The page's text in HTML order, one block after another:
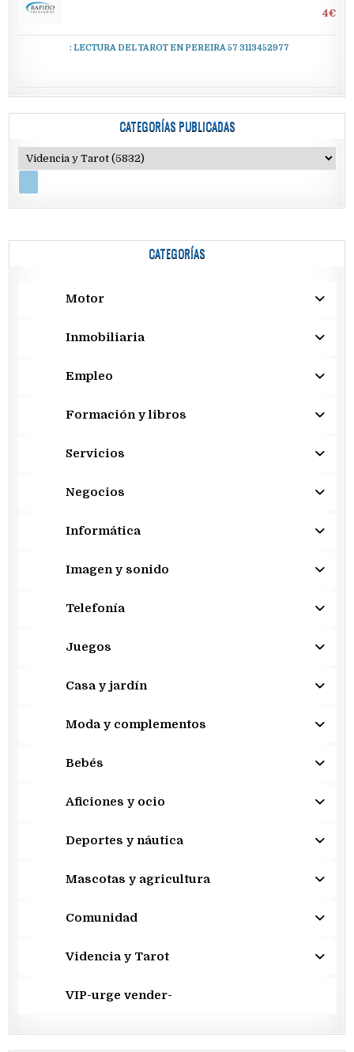
4€
: LECTURA DEL TAROT EN PEREIRA 57 3113452977
CATEGORÍAS PUBLICADAS
CATEGORÍAS
Motor
Inmobiliaria
Empleo
Formación y libros
Servicios
Negocios
Informática
Imagen y sonido
Telefonía
Juegos
Casa y jardín
Moda y complementos
Bebés
Aficiones y ocio
Deportes y náutica
Mascotas y agricultura
Comunidad
Videncia y Tarot
VIP-urge vender-